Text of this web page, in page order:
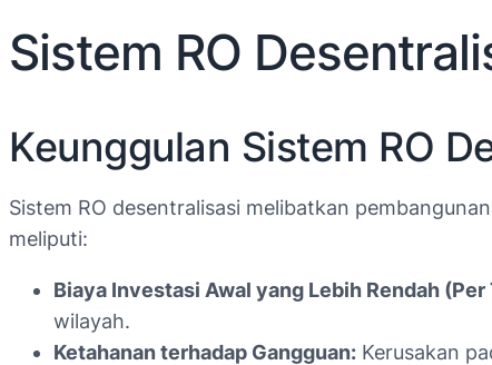
Sistem RO
Keunggulan Sistem RO
Sistem RO desentralisasi melibatkan
meliputi:
Biaya Investasi Awal yang Lebih Rendah (Per
wilayah.
Ketahanan terhadap Gangguan: Kerusakan